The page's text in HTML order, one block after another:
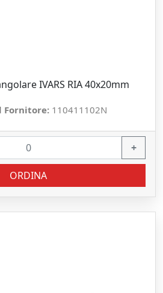
IVARS RIA 40x20mm
Fornitore: 110411102N
+
ORDINA